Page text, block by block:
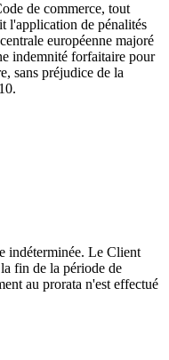
de commerce, tout
l'application de pénalités
européenne majoré
indemnité forfaitaire pour
sans préjudice de la
indéterminée. Le Client
fin de la période de
au prorata n'est effectué